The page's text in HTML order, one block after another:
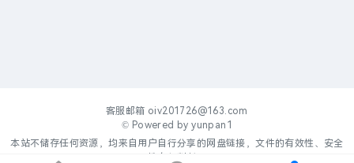
客服邮箱 oiv201726@163.com
© Powered byyunpan1
本站不储存任何资源，均来自用户自行分享的网盘链接，文件的有效性、安全